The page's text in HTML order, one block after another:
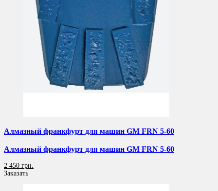
Алмазный франкфурт для машин GM FRN 5-60
Алмазный франкфурт для машин GM FRN 5-60
2 450 грн.
Заказать